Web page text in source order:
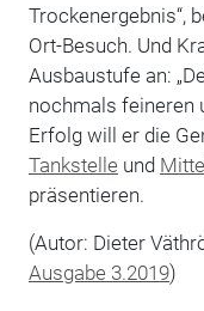
Trockenergebnis“,
Ort-Besuch. Und
Ausbaustufe an:
nochmals feineren
Erfolg will er die
Tankstelle und
präsentieren.
(Autor: Dieter
Ausgabe 3.2019)